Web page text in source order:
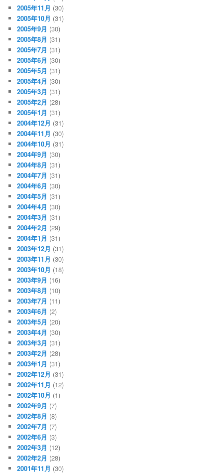
2005年11月 (30)
2005年10月 (31)
2005年9月 (30)
2005年8月 (31)
2005年7月 (31)
2005年6月 (30)
2005年5月 (31)
2005年4月 (30)
2005年3月 (31)
2005年2月 (28)
2005年1月 (31)
2004年12月 (31)
2004年11月 (30)
2004年10月 (31)
2004年9月 (30)
2004年8月 (31)
2004年7月 (31)
2004年6月 (30)
2004年5月 (31)
2004年4月 (30)
2004年3月 (31)
2004年2月 (29)
2004年1月 (31)
2003年12月 (31)
2003年11月 (30)
2003年10月 (18)
2003年9月 (16)
2003年8月 (10)
2003年7月 (11)
2003年6月 (2)
2003年5月 (20)
2003年4月 (30)
2003年3月 (31)
2003年2月 (28)
2003年1月 (31)
2002年12月 (31)
2002年11月 (12)
2002年10月 (1)
2002年9月 (7)
2002年8月 (8)
2002年7月 (7)
2002年6月 (3)
2002年3月 (12)
2002年2月 (28)
2001年11月 (30)